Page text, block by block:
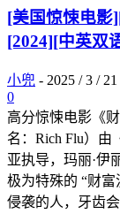
[美国惊悚电影
[2024][中英双
小兜 - 2025 / 3 / 21
0
高分惊悚电影《
名：Rich Flu）由
亚执导，玛丽·伊
极为特殊的 “财
侵袭的人，牙齿